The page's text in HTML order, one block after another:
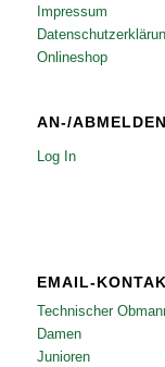
Impressum
Onlineshop
AN-/ABMELDEN
Log In
EMAIL-
Technischer
Damen
Junioren